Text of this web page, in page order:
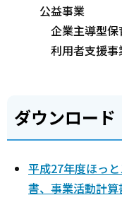
公益事業
企業主導型保
利用者支援事
ダウンロード
平成27年度ほっ
書、事業活動計算